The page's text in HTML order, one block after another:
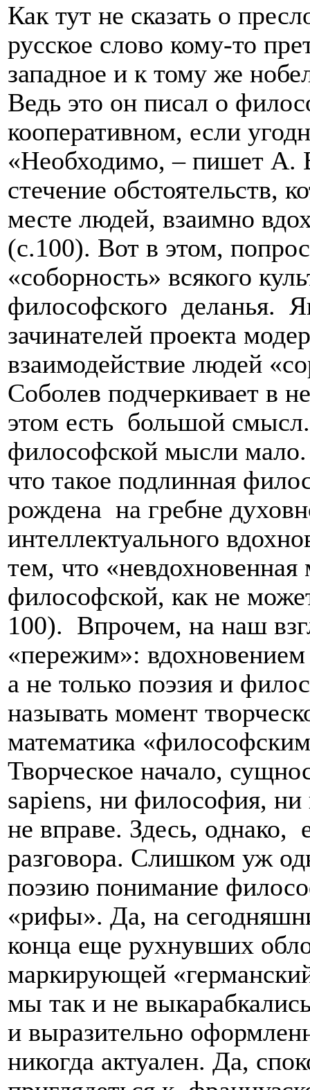
Как тут не сказать о
русское слово кому-то
западное и к тому же
Ведь это он писал о
кооперативном, если
«Необходимо, – пишет А.
стечение обстоятельств,
месте людей, взаимно
(с.100). Вот в этом,
«соборность» всякого
философского деланья.
зачинателей проекта
взаимодействие людей
Соболев подчеркивает в
этом есть большой смысл.
философской мысли
что такое подлинная
рождена на гребне
интеллектуального
тем, что
философской, как не
100). Впрочем, на наш
«пережим»:
а не только поэзия и
называть момент
математика
Творческое начало,
sapiens, ни философия, ни
не вправе. Здесь, однако,
разговора. Слишком уж
поэзию понимание
«рифы». Да, на
конца еще рухнувших
маркирующей
мы так и не
и выразительно
никогда актуален. Да,